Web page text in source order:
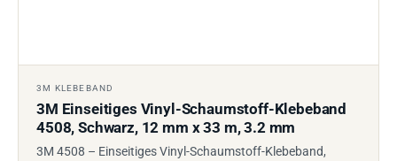
3M KLEBEBAND
3M Einseitiges Vinyl-Schaumstoff-Klebeband
4508, Schwarz, 12 mm x 33 m, 3.2 mm
3M 4508 – Einseitiges Vinyl-Schaumstoff-Klebeband,